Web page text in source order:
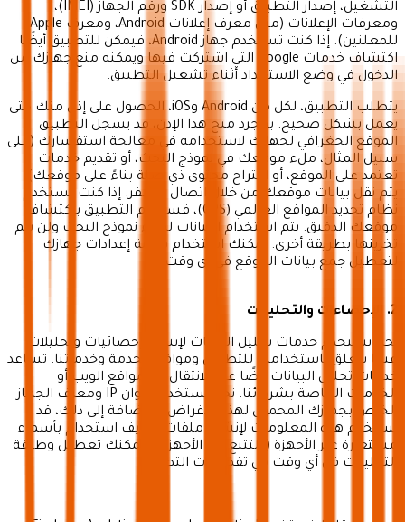
التشغيل، إصدار التطبيق أو إصدار SDK ورقم الجهاز (IMEI)،
ومعرفات الإعلانات (مثل معرف إعلانات Android، ومعرف Apple
للمعلنين). إذا كنت تستخدم جهاز Android، فيمكن للتطبيق أيضًا
اكتشاف خدمات Google التي اشتركت فيها ويمكنه منع جهازك من
الدخول في وضع الاستعداد أثناء تشغيل التطبيق.
يتطلب التطبيق، لكل من Android وiOS، الحصول على إذن منك حتى
يعمل بشكل صحيح. بمجرد منح هذا الإذن، قد يسجل التطبيق
الموقع الجغرافي لجهازك لاستخدامه في معالجة استفسارك (على
سبيل المثال، ملء موقعك في نموذج البحث، أو تقديم خدمات
تعتمد على الموقع، أو اقتراح محتوى ذي صلة بناءً على موقعك).
يتم نقل بيانات موقعك من خلال اتصال مشفر. إذا كنت تستخدم
نظام تحديد المواقع العالمي (GPS)، فسيقوم التطبيق باكتشاف
موقعك الدقيق. يتم استخدام البيانات لملء نموذج البحث ولن يتم
تخزينها بطريقة أخرى. يمكنك استخدام قائمة إعدادات جهازك
لتعطيل جمع بيانات الموقع في أي وقت.
2. الإحصاءات والتحليلات
نحن نستخدم خدمات تحليل البيانات لإنشاء إحصائيات وتحليلات
فيما يتعلق باستخدامك للتطبيق ومواقع الخدمة وخدماتنا. تساعد
خدمات تحليل البيانات أيضًا عند الانتقال إلى مواقع الويب أو
الخدمات الخاصة بشركائنا. نحن نستخدم عنوان IP ومعرف الجهاز
الخاص بجهازك المحمول لهذه الأغراض. بالإضافة إلى ذلك، قد
نستخدم هذه المعلومات لإنشاء ملفات تعريف استخدام بأسماء
مستعارة عبر الأجهزة ("التتبع عبر الأجهزة"). يمكنك تعطيل وظيفة
التحليلات في أي وقت في تفضيلات التطبيق.